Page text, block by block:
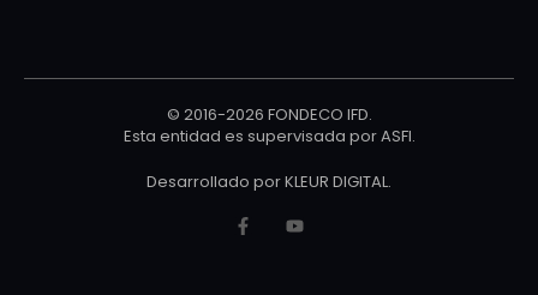
© 2016-2026 FONDECO IFD.
Esta entidad es supervisada porASFI.
Desarrollado porKLEUR DIGITAL.